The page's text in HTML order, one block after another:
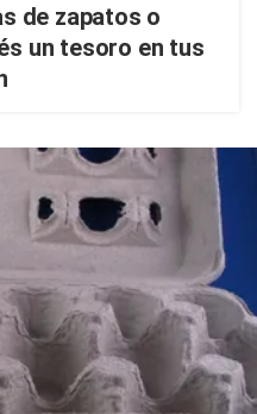
de zapatos o
un tesoro en tus